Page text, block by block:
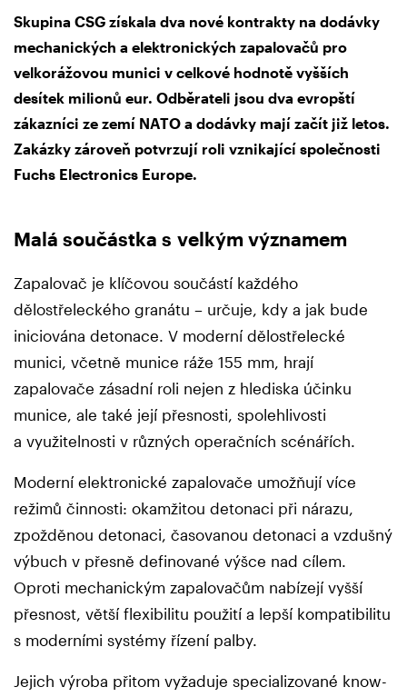
Skupina CSG získala dva nové kontrakty na dodávky
mechanických a elektronických zapalovačů pro
velkorážovou munici v celkové hodnotě vyšších
desítek milionů eur. Odběrateli jsou dva evropští
zákazníci ze zemí NATO a dodávky mají začít již letos.
Zakázky zároveň potvrzují roli vznikající společnosti
Fuchs Electronics Europe.
Malá součástka s velkým významem
Zapalovač je klíčovou součástí každého
dělostřeleckého granátu – určuje, kdy a jak bude
iniciována detonace. V moderní dělostřelecké
munici, včetně munice ráže 155 mm, hrají
zapalovače zásadní roli nejen z hlediska účinku
munice, ale také její přesnosti, spolehlivosti
a využitelnosti v různých operačních scénářích.
Moderní elektronické zapalovače umožňují více
režimů činnosti: okamžitou detonaci při nárazu,
zpožděnou detonaci, časovanou detonaci a vzdušný
výbuch v přesně definované výšce nad cílem.
Oproti mechanickým zapalovačům nabízejí vyšší
přesnost, větší flexibilitu použití a lepší kompatibilitu
s moderními systémy řízení palby.
Jejich výroba přitom vyžaduje specializované know-